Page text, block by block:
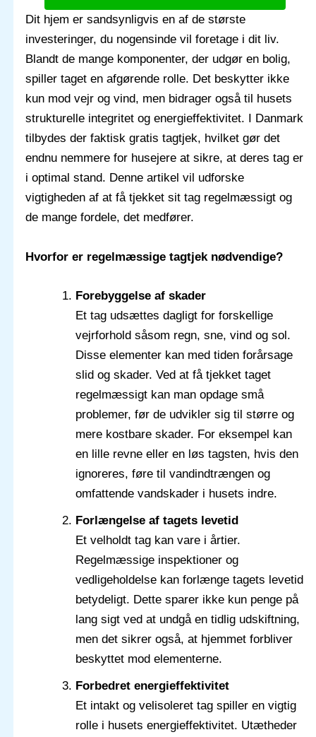
Dit hjem er sandsynligvis en af de største
investeringer, du nogensinde vil foretage i dit liv.
Blandt de mange komponenter, der udgør en bolig,
spiller taget en afgørende rolle. Det beskytter ikke
kun mod vejr og vind, men bidrager også til husets
strukturelle integritet og energieffektivitet. I Danmark
tilbydes der faktisk gratis tagtjek, hvilket gør det
endnu nemmere for husejere at sikre, at deres tag er
i optimal stand. Denne artikel vil udforske
vigtigheden af at få tjekket sit tag regelmæssigt og
de mange fordele, det medfører.
Hvorfor er regelmæssige tagtjek nødvendige?
Forebyggelse af skader
Et tag udsættes dagligt for forskellige
vejrforhold såsom regn, sne, vind og sol.
Disse elementer kan med tiden forårsage
slid og skader. Ved at få tjekket taget
regelmæssigt kan man opdage små
problemer, før de udvikler sig til større og
mere kostbare skader. For eksempel kan
en lille revne eller en løs tagsten, hvis den
ignoreres, føre til vandindtrængen og
omfattende vandskader i husets indre.
Forlængelse af tagets levetid
Et velholdt tag kan vare i årtier.
Regelmæssige inspektioner og
vedligeholdelse kan forlænge tagets levetid
betydeligt. Dette sparer ikke kun penge på
lang sigt ved at undgå en tidlig udskiftning,
men det sikrer også, at hjemmet forbliver
beskyttet mod elementerne.
Forbedret energieffektivitet
Et intakt og velisoleret tag spiller en vigtig
rolle i husets energieffektivitet. Utætheder